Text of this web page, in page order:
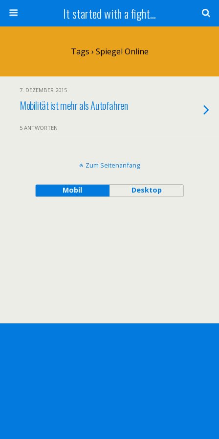
It started with a fight...
Tags › Spiegel Online
7. DEZEMBER 2015
Mobilität ist mehr als Autofahren
5 ANTWORTEN
Zum Seitenanfang
Mobil Desktop